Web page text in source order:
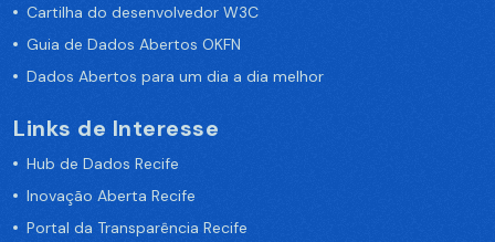
Cartilha do desenvolvedor W3C
Guia de Dados Abertos OKFN
Dados Abertos para um dia a dia melhor
Links de Interesse
Hub de Dados Recife
Inovação Aberta Recife
Portal da Transparência Recife